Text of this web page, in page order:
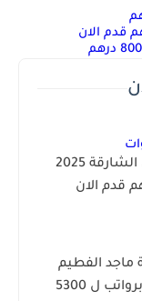
وظائف تسهيل الشارقة 2025
الفطيم
بالامارات 2024 برواتب ل 5300